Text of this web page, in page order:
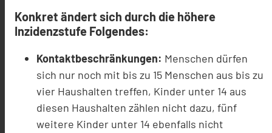
Konkret ändert sich durch die höhere
Inzidenzstufe Folgendes:
Kontaktbeschränkungen: Menschen dürfen
sich nur noch mit bis zu 15 Menschen aus bis zu
vier Haushalten treffen, Kinder unter 14 aus
diesen Haushalten zählen nicht dazu, fünf
weitere Kinder unter 14 ebenfalls nicht